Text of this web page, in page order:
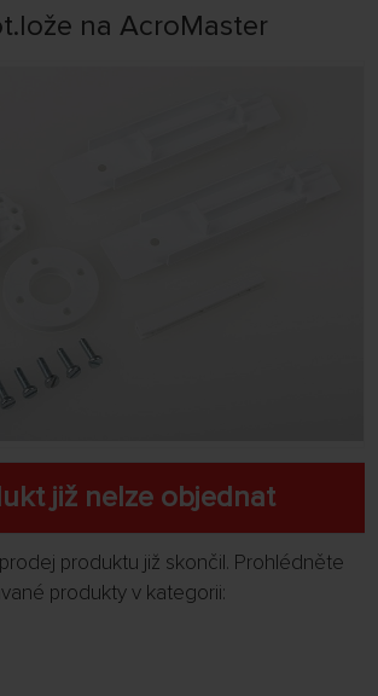
na AcroMaster
již nelze objednat
produktu již skončil. Prohlédněte
produkty v kategorii: